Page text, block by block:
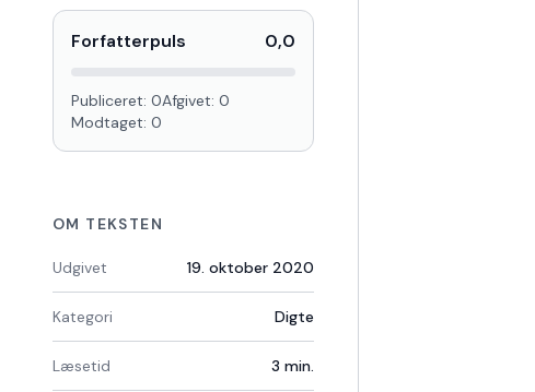
Forfatterpuls 0,0
Publiceret: 0Afgivet: 0
Modtaget: 0
OM TEKSTEN
Udgivet 19. oktober 2020
Kategori Digte
Læsetid 3 min.